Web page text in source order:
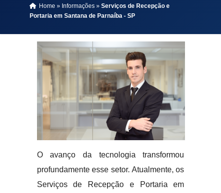
Home » Informações » Serviços de Recepção e
Portaria em Santana de Parnaíba - SP
O avanço da tecnologia transformou
profundamente esse setor. Atualmente, os
Serviços de Recepção e Portaria em